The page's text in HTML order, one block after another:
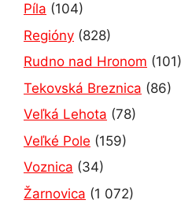
Píla (104)
Regióny (828)
Rudno nad Hronom (101)
Tekovská Breznica (86)
Veľká Lehota (78)
Veľké Pole (159)
Voznica (34)
Žarnovica (1 072)